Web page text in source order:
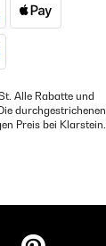
Alle Rabatte und
durchgestrichenen
Preis bei Klarstein.